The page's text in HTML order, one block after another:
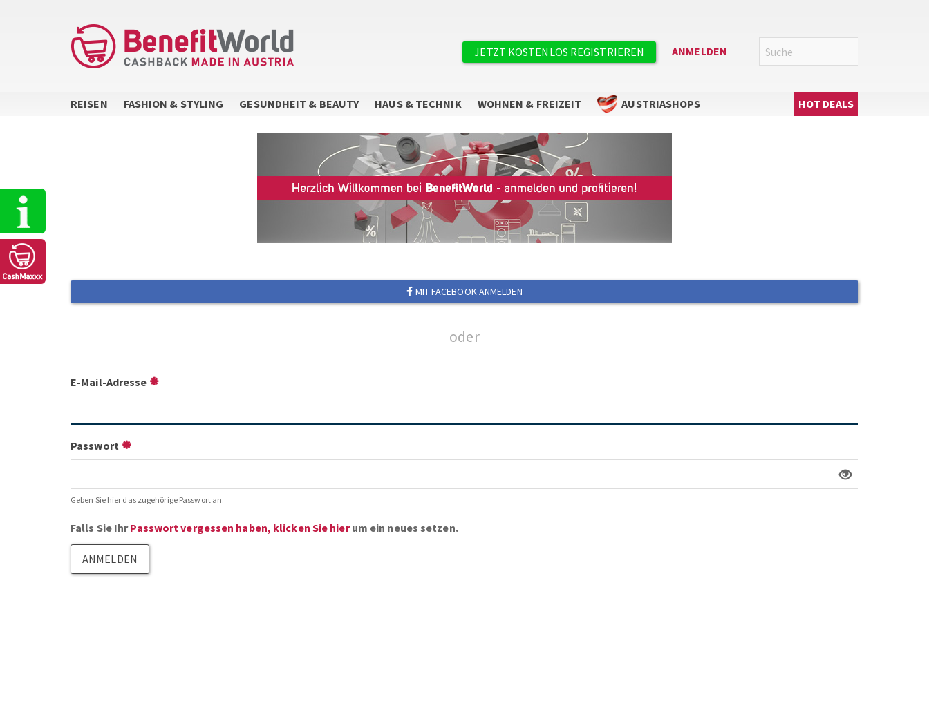
Suche
Benutzermenü
JETZT KOSTENLOS REGISTRIEREN ANMELDEN
REISEN FASHION & STYLING GESUNDHEIT & BEAUTY HAUS & TECHNIK WOHNEN & FREIZEIT AUSTRIASHOPS Hauptnavigation
HOT DEALS
MIT FACEBOOK ANMELDEN
E-Mail-Adresse
Passwort
Geben Sie hier das zugehörige Passwort an.
Falls Sie IhrPasswort vergessen haben, klicken Sie hierum ein neues setzen.
ANMELDEN
Sidebar
Menu
Sie wollen keine Angebote mehr
verpassen?
Abonnieren Sie unseren Newsletter.
ZUM NEWSLETTER ANMELDEN